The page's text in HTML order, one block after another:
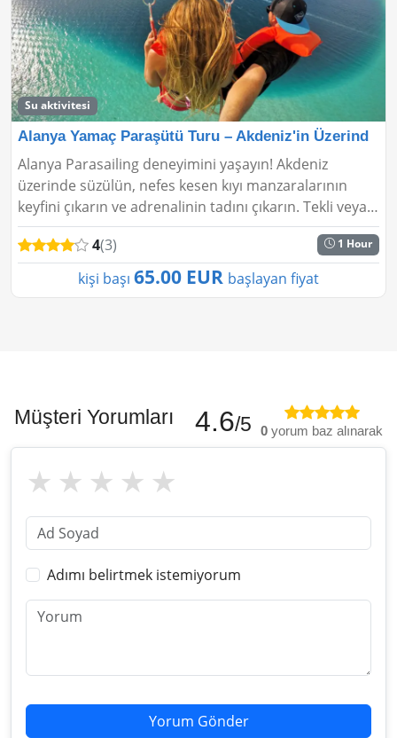
Su aktivitesi
Alanya Yamaç Paraşütü Turu – Akdeniz'in Üzerind
Alanya Parasailing deneyimini yaşayın! Akdeniz
üzerinde süzülün, nefes kesen kıyı manzaralarının
keyfini çıkarın ve adrenalinin tadını çıkarın. Tekli veya
tandem sürüşler için mükemmeldir. Güvenli...
4(3) 1 Hour
kişi başı 65.00 EUR başlayan fiyat
Müşteri Yorumları 4.6/5 0 yorum baz alınarak
Adımı belirtmek istemiyorum
Yorum Gönder